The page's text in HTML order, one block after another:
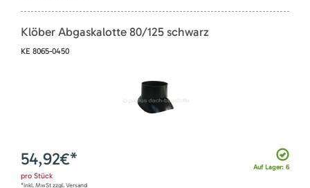
Klöber Abgaskalotte 80/125 schwarz
KE 8065-0450
Auf Lager: 6
54,92€*
pro Stück
*inkl. MwSt zzgl. Versand